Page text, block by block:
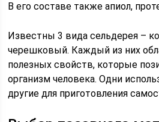
В его составе также апиол,
Известны 3 вида сельдерея –
черешковый. Каждый из них
полезных свойств, которые
организм человека. Одни
другие для приготовления